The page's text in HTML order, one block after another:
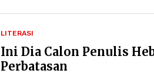
LITERASI
Ini Dia Calon Penulis
Perbatasan